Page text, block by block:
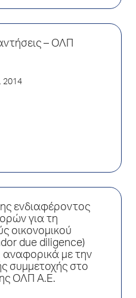
– ΟΛΠ
2014
ενδιαφέροντος
για τη
οικονομικού
due diligence)
με την
συμμετοχής στο
ΟΛΠ Α.Ε.